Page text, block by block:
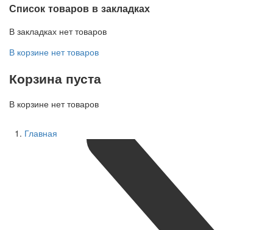
Список товаров в закладках
В закладках нет товаров
В корзине нет товаров
Корзина пуста
В корзине нет товаров
Главная